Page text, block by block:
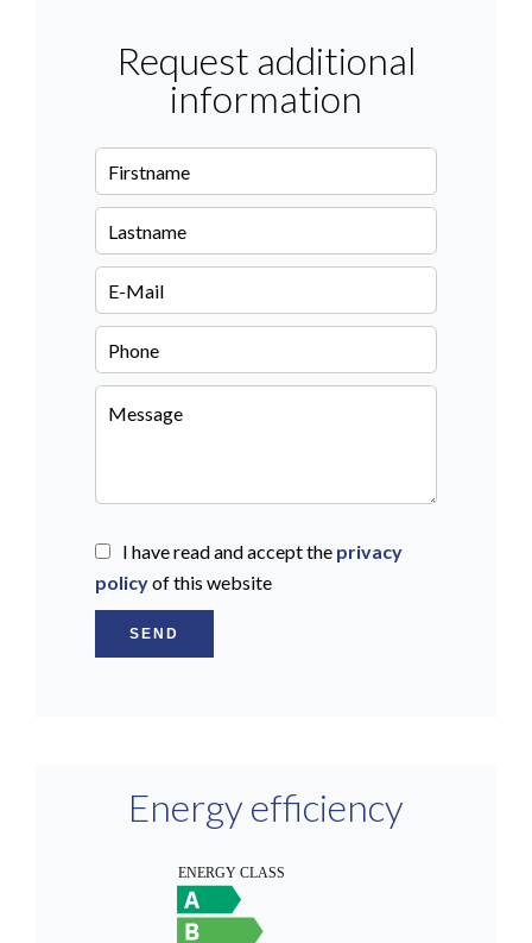
Request additional
information
I have read and accept the privacy
policyof this website
SEND
Energy efficiency